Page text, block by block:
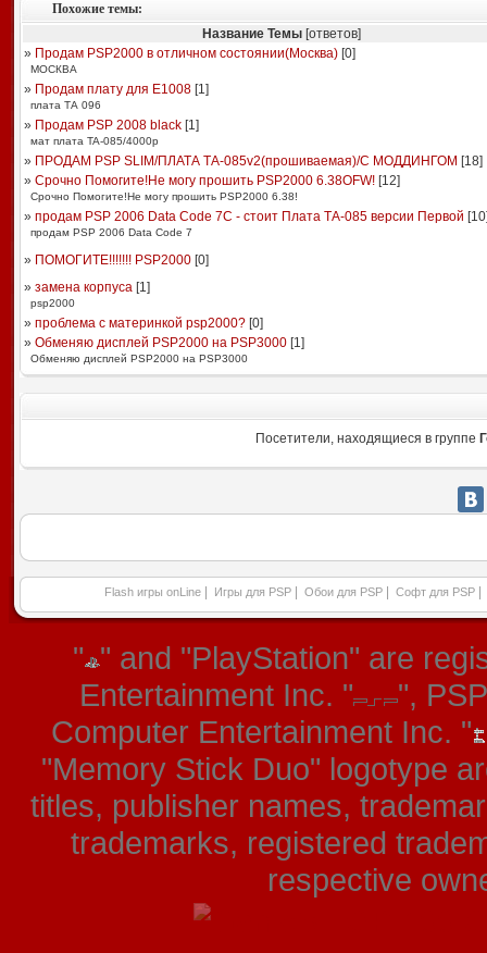
Похожие темы:
Название Темы[ответов]
» Продам PSP2000 в отличном состоянии(Москва)[0]
МОСКВА
» Продам плату для Е1008[1]
плата ТА 096
» Продам PSP 2008 black[1]
мат плата TA-085/4000р
» ПРОДАМ PSP SLIM/ПЛАТА ТА-085v2(прошиваемая)/С МОДДИНГОМ [18]
» Срочно Помогите!Не могу прошить PSP2000 6.38OFW![12]
Срочно Помогите!Не могу прошить PSP2000 6.38!
» продам PSP 2006 Data Code 7C - стоит Плата ТА-085 версии Первой [10
продам PSP 2006 Data Code 7
» ПОМОГИТЕ!!!!!!! PSP2000[0]
» замена корпуса[1]
psp2000
» проблема с материнкой psp2000?[0]
» Обменяю дисплей PSP2000 на PSP3000[1]
Обменяю дисплей PSP2000 на PSP3000
Посетители, находящиеся в группе
Flash игры onLine Игры для PSP Обои для PSP Софт для PSP
" " and "PlayStation" are
Entertainment Inc. "
",
Computer Entertainment Inc. "
"Memory Stick Duo" logotype
titles, publisher names,
trademarks, registered
respective